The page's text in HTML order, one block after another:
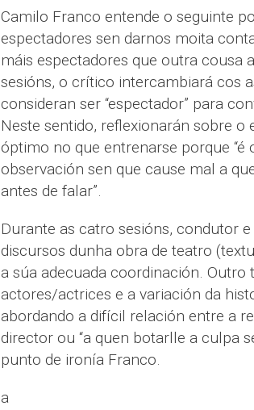
Camilo Franco entende o seguinte
espectadores sen darnos moita
máis espectadores que outra cousa
sesións, o crítico intercambiará cos
consideran ser “espectador” para
Neste sentido, reflexionarán sobre
óptimo no que entrenarse porque “é
observación sen que cause mal a
antes de falar”.
Durante as catro sesións, condutor
discursos dunha obra de teatro
a súa adecuada coordinación.
actores/actrices e a variación da
abordando a difícil relación entre a
director ou “a quen botarlle a culpa
punto de ironía Franco.
a